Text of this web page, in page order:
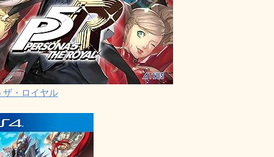
ザ・ロイヤル